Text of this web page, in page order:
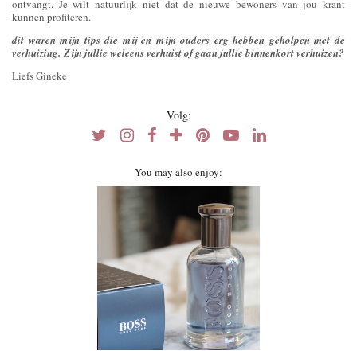
ontvangt. Je wilt natuurlijk niet dat de nieuwe bewoners van jou krant
kunnen profiteren.
dit waren mijn tips die mij en mijn ouders erg hebben geholpen met de
verhuizing. Zijn jullie weleens verhuist of gaan jullie binnenkort verhuizen?
Liefs Gineke
Volg:
You may also enjoy: